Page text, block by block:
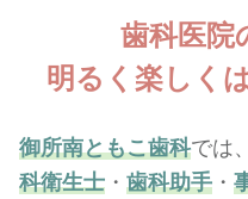
歯科医院
明るく楽しく
御所南ともこ歯科では
科衛生士 ・ 歯科助手 ・